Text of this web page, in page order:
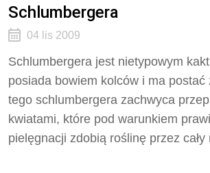
Schlumbergera
04 lis 2009
Schlumbergera jest nietypowym
posiada bowiem kolców i ma postać
tego schlumbergera zachwyca
kwiatami, które pod warunkiem
pielęgnacji zdobią roślinę przez cały